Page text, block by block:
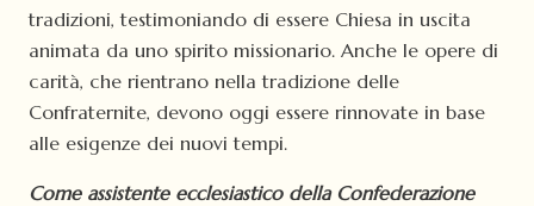
tradizioni, testimoniando di essere Chiesa in uscita
animata da uno spirito missionario. Anche le opere di
carità, che rientrano nella tradizione delle
Confraternite, devono oggi essere rinnovate in base
alle esigenze dei nuovi tempi.
Come assistente ecclesiastico della Confederazione